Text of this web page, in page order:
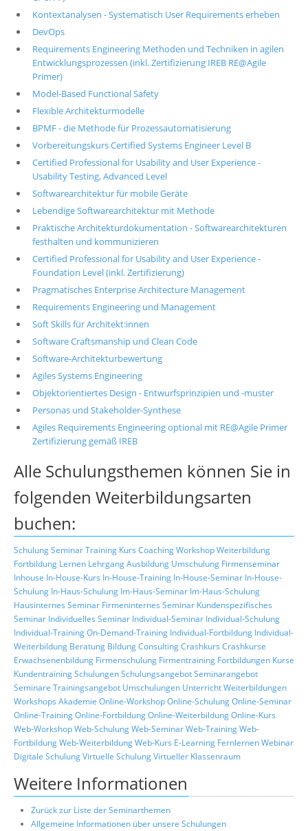
Kontextanalysen - Systematisch User Requirements erheben
DevOps
Requirements Engineering Methoden und Techniken in agilen
Entwicklungsprozessen (inkl. Zertifizierung IREB RE@Agile
Primer)
Model-Based Functional Safety
Flexible Architekturmodelle
BPMF - die Methode für Prozessautomatisierung
Vorbereitungskurs Certified Systems Engineer Level B
Certified Professional for Usability and User Experience -
Usability Testing, Advanced Level
Softwarearchitektur für mobile Geräte
Lebendige Softwarearchitektur mit Methode
Praktische Architekturdokumentation - Softwarearchitekturen
festhalten und kommunizieren
Certified Professional for Usability and User Experience -
Foundation Level (inkl. Zertifizierung)
Pragmatisches Enterprise Architecture Management
Requirements Engineering und Management
Soft Skills für Architekt:innen
Software Craftsmanship und Clean Code
Software-Architekturbewertung
Agiles Systems Engineering
Objektorientiertes Design - Entwurfsprinzipien und -muster
Personas und Stakeholder-Synthese
Agiles Requirements Engineering optional mit RE@Agile Primer
Zertifizierung gemäß IREB
Alle Schulungsthemen können Sie in
folgenden Weiterbildungsarten
buchen:
SchulungSeminarTraining Kurs CoachingWorkshopWeiterbildung
Fortbildung Lernen LehrgangAusbildung Umschulung Firmenseminar
Inhouse In-House-Kurs In-House-Training In-House-Seminar In-House-
Schulung In-Haus-Schulung Im-Haus-Seminar Im-Haus-Schulung
Hausinternes Seminar Firmeninternes Seminar Kundenspezifisches
Seminar Individuelles Seminar Individual-Seminar Individual-Schulung
Individual-TrainingOn-Demand-Training Individual-Fortbildung Individual-
Weiterbildung Beratung BildungConsultingCrashkurs Crashkurse
Erwachsenenbildung Firmenschulung Firmentraining Fortbildungen Kurse
KundentrainingSchulungenSchulungsangebotSeminarangebot
Seminare Trainingsangebot Umschulungen UnterrichtWeiterbildungen
Workshops Akademie Online-WorkshopOnline-SchulungOnline-Seminar
Online-TrainingOnline-FortbildungOnline-WeiterbildungOnline-Kurs
Web-WorkshopWeb-SchulungWeb-SeminarWeb-TrainingWeb-
FortbildungWeb-WeiterbildungWeb-Kurs E-Learning FernlernenWebinar
Digitale SchulungVirtuelle SchulungVirtueller Klassenraum
Weitere Informationen
Zurück zur Liste der Seminarthemen
Allgemeine Informationen über unsere Schulungen